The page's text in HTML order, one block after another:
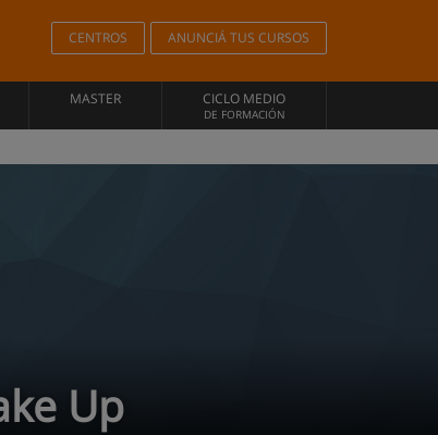
CENTROS ANUNCIÁ TUS CURSOS
MASTER CICLO MEDIO
DE FORMACIÓN
Up